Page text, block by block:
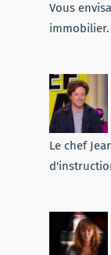
Vous
immobilier.
Le chef